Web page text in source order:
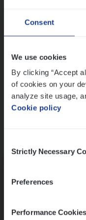
Consent
We use cookies
By clicking “Accept
of cookies on your
analyze site usage,
Cookie policy
Selection
Strictly Necessary
Preferences
Performance Cookies
Ons